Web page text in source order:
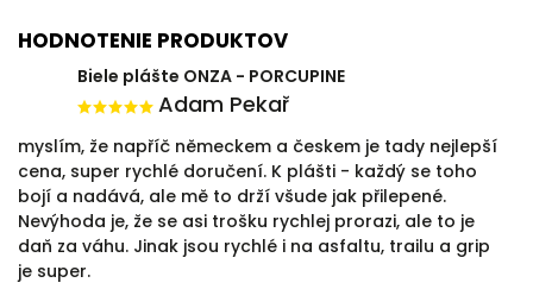
HODNOTENIE PRODUKTOV
Biele plášte ONZA - PORCUPINE
Adam Pekař
myslím, že napříč německem a českem je tady nejlepší
cena, super rychlé doručení. K plášti - každý se toho
bojí a nadává, ale mě to drží všude jak přilepené.
Nevýhoda je, že se asi trošku rychlej prorazi, ale to je
daň za váhu. Jinak jsou rychlé i na asfaltu, trailu a grip
je super.